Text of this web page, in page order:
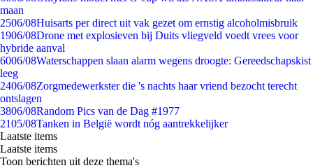
maan
2506/08Huisarts per direct uit vak gezet om ernstig alcoholmisbruik
1906/08Drone met explosieven bij Duits vliegveld voedt vrees voor
hybride aanval
6006/08Waterschappen slaan alarm wegens droogte: Gereedschapskist
leeg
2406/08Zorgmedewerkster die 's nachts haar vriend bezocht terecht
ontslagen
3806/08Random Pics van de Dag #1977
2105/08Tanken in België wordt nóg aantrekkelijker
Laatste items
Laatste items
Toon berichten uit deze thema's